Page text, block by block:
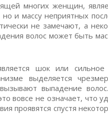
многих женщин,
и массу неприятных
не замечают, а
волос может быть
шок или сильное
выделяется
выпадение
вовсе не означает, что
проявятся спустя